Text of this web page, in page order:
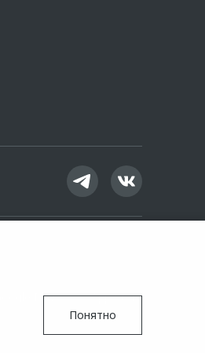
Google Play App Store
Понятно